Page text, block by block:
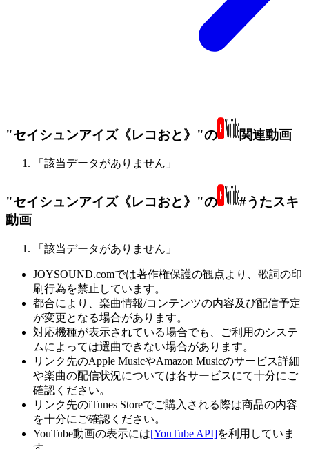
"セイシュンアイズ《レコおと》"の 関連動画
「該当データがありません」
"セイシュンアイズ《レコおと》"の
#うたスキ
動画
「該当データがありません」
JOYSOUND.comでは著作権保護の観点より、歌詞の印
刷行為を禁止しています。
都合により、楽曲情報/コンテンツの内容及び配信予定
が変更となる場合があります。
対応機種が表示されている場合でも、ご利用のシステ
ムによっては選曲できない場合があります。
リンク先のApple MusicやAmazon Musicのサービス詳細
や楽曲の配信状況については各サービスにて十分にご
確認ください。
リンク先のiTunes Storeでご購入される際は商品の内容
を十分にご確認ください。
YouTube動画の表示には[YouTube API]を利用していま